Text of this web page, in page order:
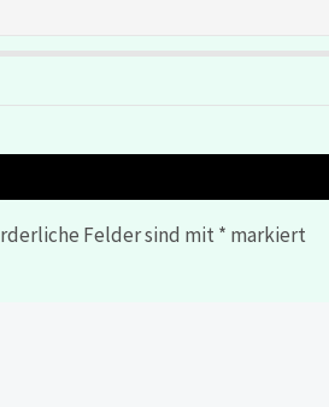
Felder sind mit* markiert